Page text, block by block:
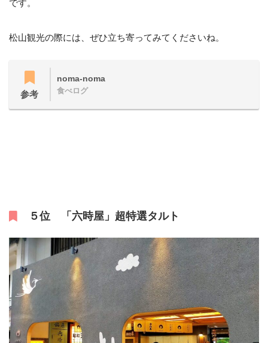
です。
松山観光の際には、ぜひ立ち寄ってみてくださいね。
参考
noma-noma
食べログ
５位 「六時屋」超特選タルト